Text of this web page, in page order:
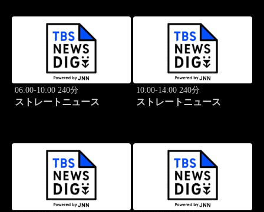
06:00-10:00 240分
ストレートニュース
10:00-14:00 240分
ストレートニュース